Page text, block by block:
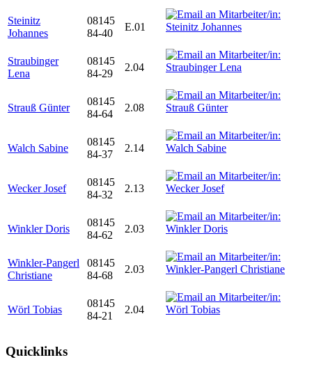
Steinitz
Johannes
08145
84-40
E.01
Straubinger
Lena
08145
84-29
2.04
Strauß Günter
08145
84-64
2.08
Walch Sabine
08145
84-37
2.14
Wecker Josef
08145
84-32
2.13
Winkler Doris
08145
84-62
2.03
Winkler-Pangerl
Christiane
08145
84-68
2.03
Wörl Tobias
08145
84-21
2.04
Quicklinks